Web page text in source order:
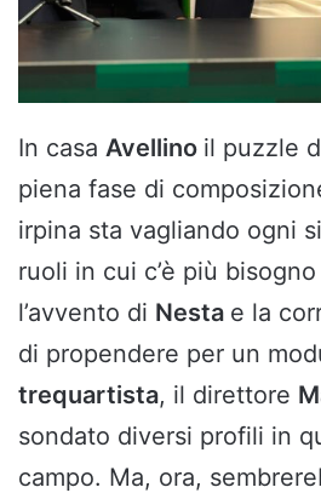
In casa Avellino il puzzle
piena fase di
irpina sta vagliando ogni
ruoli in cui c’è più
l’avvento di Nesta e la
di propendere per un
trequartista, il direttore
sondato diversi profili in
campo. Ma, ora,